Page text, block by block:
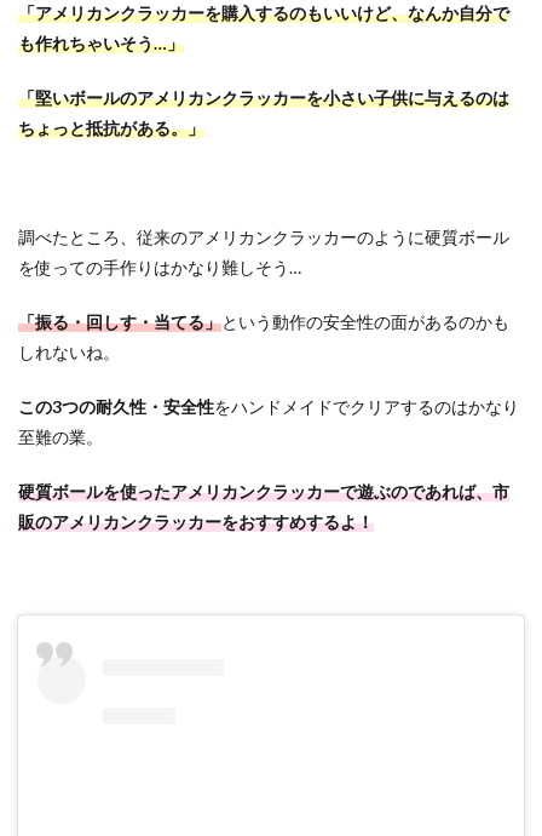
「アメリカンクラッカーを購入するのもいいけど、なんか自分で
も作れちゃいそう…」
「堅いボールのアメリカンクラッカーを小さい子供に与えるのは
ちょっと抵抗がある。」
調べたところ、従来のアメリカンクラッカーのように硬質ボール
を使っての手作りはかなり難しそう…
「振る・回しす・当てる」という動作の安全性の面があるのかも
しれないね。
この3つの耐久性・安全性をハンドメイドでクリアするのはかなり
至難の業。
硬質ボールを使ったアメリカンクラッカーで遊ぶのであれば、市
販のアメリカンクラッカーをおすすめするよ！